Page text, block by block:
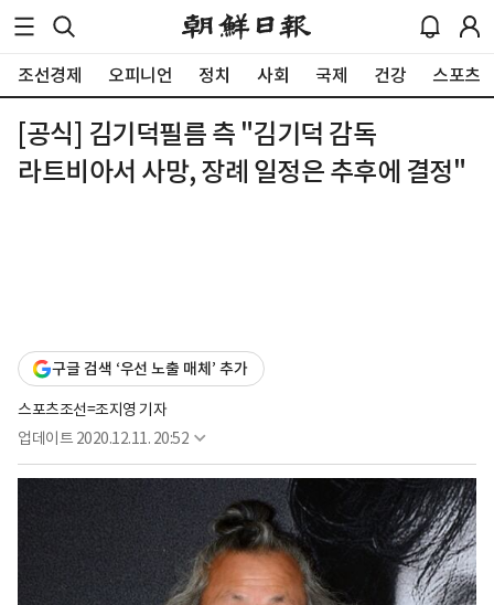
조선경제 오피니언 정치 사회 국제 건강 스포츠
[공식] 김기덕필름 측 "김기덕 감독
라트비아서 사망, 장례 일정은 추후에 결정"
구글 검색 ‘우선 노출 매체’ 추가
스포츠조선=조지영 기자
업데이트 2020.12.11. 20:52